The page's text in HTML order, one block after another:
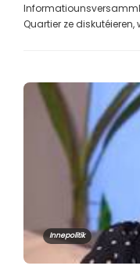
Quartier ze diskutéieren,
Innepolitik